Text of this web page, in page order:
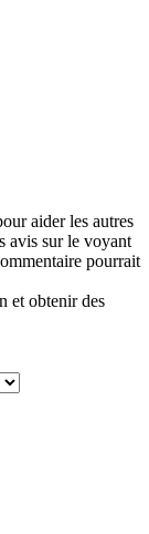
aider les autres
avis sur le voyant
pourrait
et obtenir des